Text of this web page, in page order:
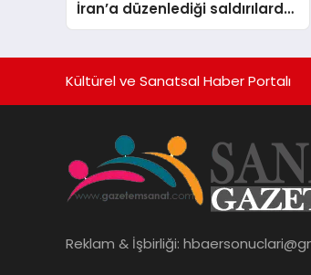
İran’a düzenlediği saldırılarda
14 kişi hayatını kaybetti
Kültürel ve Sanatsal Haber Portalı
Reklam & İşbirliği: